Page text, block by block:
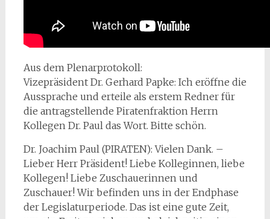
Aus dem Plenarprotokoll:
Vizepräsident Dr. Gerhard Papke: Ich eröffne die
Aussprache und erteile als erstem Redner für
die antragstellende Piratenfraktion Herrn
Kollegen Dr. Paul das Wort. Bitte schön.
Dr. Joachim Paul (PIRATEN): Vielen Dank. –
Lieber Herr Präsident! Liebe Kolleginnen, liebe
Kollegen! Liebe Zuschauerinnen und
Zuschauer! Wir befinden uns in der Endphase
der Legislaturperiode. Das ist eine gute Zeit,